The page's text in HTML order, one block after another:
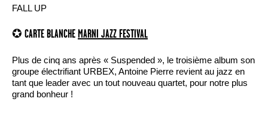
FALL UP
✪ CARTE BLANCHE MARNI JAZZ FESTIVAL
Plus de cinq ans après « Suspended », le troisième album son
groupe électrifiant URBEX, Antoine Pierre revient au jazz en
tant que leader avec un tout nouveau quartet, pour notre plus
grand bonheur !